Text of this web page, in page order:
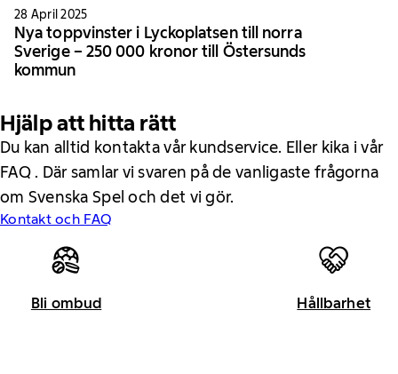
28 April 2025
Nya toppvinster i Lyckoplatsen till norra
Sverige – 250 000 kronor till Östersunds
kommun
Hjälp att hitta rätt
Du kan alltid kontakta vår kundservice. Eller kika i vår
FAQ . Där samlar vi svaren på de vanligaste frågorna
om Svenska Spel och det vi gör.
Kontakt och FAQ
Bli ombud Hållbarhet